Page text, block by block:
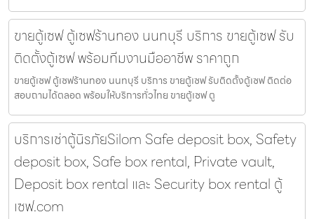
ขายตู้เซฟ ตู้เซฟร้านทอง นนทบุรี บริการ ขายตู้เซฟ รับ
ติดตั้งตู้เซฟ พร้อมทีมงานมืออาชีพ ราคาถูก
ขายตู้เซฟ ตู้เซฟร้านทอง นนทบุรี บริการ ขายตู้เซฟ รับติดตั้งตู้เซฟ ติดต่อ
สอบถามได้ตลอด พร้อมให้บริการทั่วไทย ขายตู้เซฟ ตู
บริการเช่าตู้นิรภัยSilom Safe deposit box, Safety
deposit box, Safe box rental, Private vault,
Deposit box rental และ Security box rental ตู้
เซฟ.com